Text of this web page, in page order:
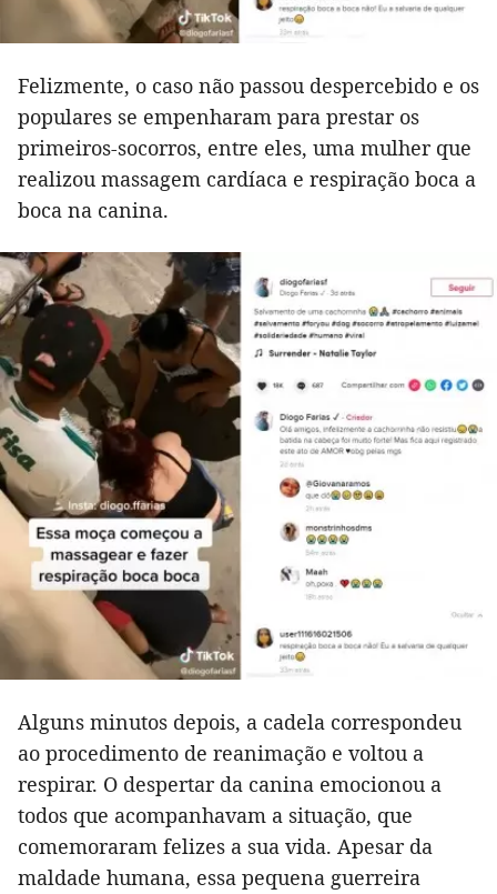
Felizmente, o caso não passou despercebido e os
populares se empenharam para prestar os
primeiros-socorros, entre eles, uma mulher que
realizou massagem cardíaca e respiração boca a
boca na canina.
Alguns minutos depois, a cadela correspondeu
ao procedimento de reanimação e voltou a
respirar. O despertar da canina emocionou a
todos que acompanhavam a situação, que
comemoraram felizes a sua vida. Apesar da
maldade humana, essa pequena guerreira